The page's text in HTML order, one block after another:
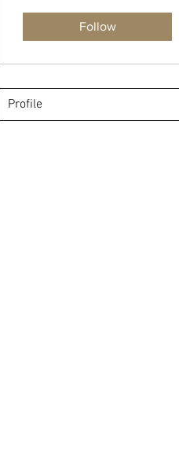
Follow
Profile